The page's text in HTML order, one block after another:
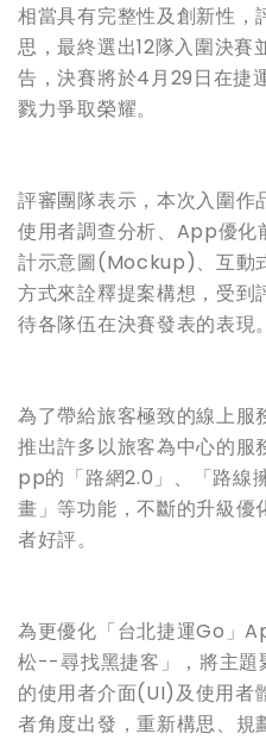
相當具有完整性及創新性，
思，最終選出12隊入圍決賽
告，決賽將於4月29日在捷
戮力爭取榮耀。
評審團隊表示，本次入圍作
使用者調查分析、App優化
計示意圖(Mockup)、互
方式來詮釋提案構想，受到
待各隊伍在決賽發表的表現。
為了帶給旅客極致的線上服
推出許多以旅客為中心的
pp的「路網2.0」、「路線
畫」等功能，不斷的升級優
者好評。
為更優化「台北捷運Go」
松--尋找黑捷客」，將主
的使用者介面(UI)及使用者
者角度出發，重新構思、規